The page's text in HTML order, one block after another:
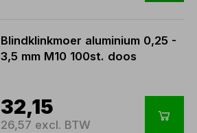
Blindklinkmoer aluminium 0,25 -
3,5 mm M10 100st. doos
32,15
26,57 excl. BTW